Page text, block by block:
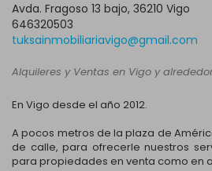
Avda. Fragoso 13 bajo, 36210 Vigo
646320503
tuksainmobiliariavigo@gmail.com
Alquileres y Ventas en Vigo y
En Vigo desde el año 2012.
A pocos metros de la plaza de
de calle, para ofrecerle nuestros
para propiedades en venta como en